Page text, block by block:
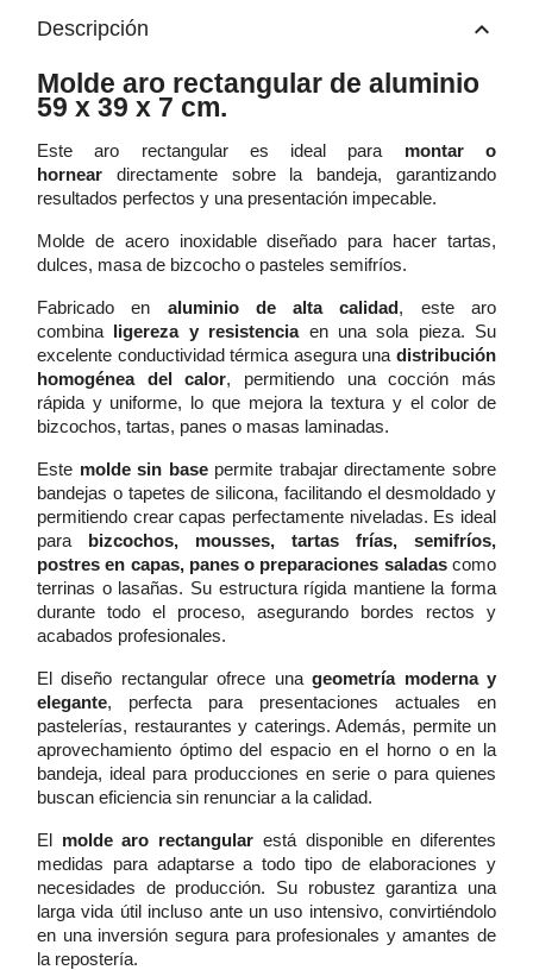
Descripción keyboard_arrow_up
Molde aro rectangular de aluminio
59 x 39 x 7 cm.
Este aro rectangular es ideal para montar o
hornear directamente sobre la bandeja, garantizando
resultados perfectos y una presentación impecable.
Molde de acero inoxidable diseñado para hacer tartas,
dulces, masa de bizcocho o pasteles semifríos.
Fabricado en aluminio de alta calidad, este aro
combina ligereza y resistenciaen una sola pieza. Su
excelente conductividad térmica asegura una distribución
homogénea del calor, permitiendo una cocción más
rápida y uniforme, lo que mejora la textura y el color de
bizcochos, tartas, panes o masas laminadas.
Este molde sin basepermite trabajar directamente sobre
bandejas o tapetes de silicona, facilitando el desmoldado y
permitiendo crear capas perfectamente niveladas. Es ideal
para bizcochos, mousses, tartas frías, semifríos,
postres en capas, panes o preparaciones saladascomo
terrinas o lasañas. Su estructura rígida mantiene la forma
durante todo el proceso, asegurando bordes rectos y
acabados profesionales.
El diseño rectangular ofrece unageometría moderna y
elegante, perfecta para presentaciones actuales en
pastelerías, restaurantes y caterings. Además, permite un
aprovechamiento óptimo del espacio en el horno o en la
bandeja, ideal para producciones en serie o para quienes
buscan eficiencia sin renunciar a la calidad.
El molde aro rectangular está disponible en diferentes
medidas para adaptarse a todo tipo de elaboraciones y
necesidades de producción. Su robustez garantiza una
larga vida útil incluso ante un uso intensivo, convirtiéndolo
en una inversión segura para profesionales y amantes de
la repostería.